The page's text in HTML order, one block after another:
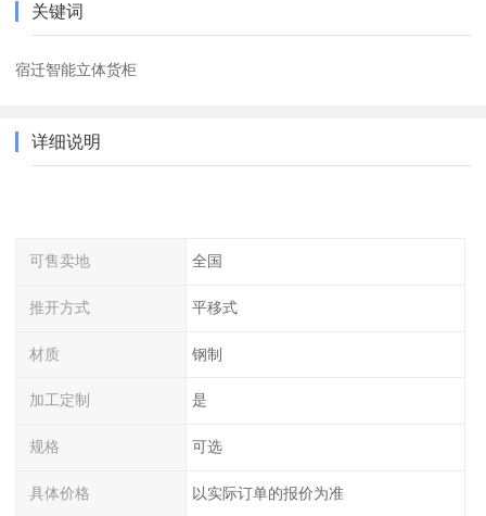
关键词
宿迁智能立体货柜
详细说明
可售卖地 全国
推开方式 平移式
材质 钢制
加工定制 是
规格 可选
具体价格 以实际订单的报价为准